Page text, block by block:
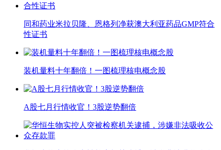
同和药业米拉贝隆、恩格列净获澳大利亚药品GMP符合
性证书
装机量料十年翻倍！一图梳理核电概念股
A股七月行情收官！3股逆势翻倍